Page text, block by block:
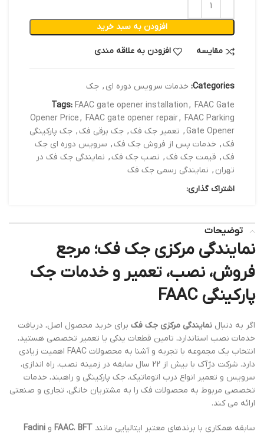
افزودن به سبد خرید
مقایسه افزودن به علاقه مندی
Categories: خدمات سرویس دوره ای , جک
Tags: FAAC gate opener installation, FAAC Gate
Opener Price, FAAC gate opener repair, FAAC Parking
Gate Opener
, تعمیر جک فک, جک برقی فک, جک پارکینگی
فک, خدمات پس از فروش جک فک, سرویس دوره ای جک
فک, قیمت جک فک, نصب جک فک, نمایندگی جک فک در
تهران , نمایندگی رسمی جک فک
اشتراک گذاری:
توضیحات
نمایندگی مرکزی جک فک؛ مرجع
فروش، نصب، تعمیر و خدمات جک
پارکینگی FAAC
اگر به دنبال نمایندگی مرکزی جک فک برای خرید محصول اصل، دریافت
خدمات نصب استاندارد، تامین قطعات یدکی یا تعمیر تخصصی هستید،
انتخاب یک مجموعه با تجربه و آشنا به محصولات FAAC اهمیت زیادی
دارد. شرکت دژآک با بیش از 22 سال سابقه در زمینه نصب، راه اندازی،
سرویس و تعمیر انواع درب اتوماتیک، جک پارکینگی و راهبند، خدمات
تخصصی مربوط به محصولات فک را به مشتریان خانگی، تجاری و صنعتی
ارائه می کند.
سابقه همکاری با برندهای معتبر ایتالیایی مانند FAAC، BFT و Fadini